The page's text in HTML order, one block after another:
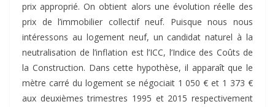
prix approprié. On obtient alors une évolution réelle des
prix de l’immobilier collectif neuf. Puisque nous nous
intéressons au logement neuf, un candidat naturel à la
neutralisation de l’inflation est l’ICC, l’Indice des Coûts de
la Construction. Dans cette hypothèse, il apparaît que le
mètre carré du logement se négociait 1 050 € et 1 373 €
aux deuxièmes trimestres 1995 et 2015 respectivement